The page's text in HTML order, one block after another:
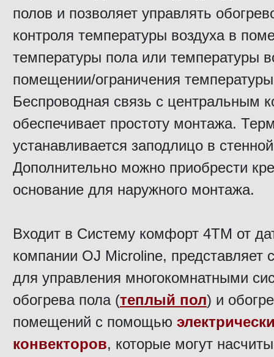
полов и позволяет управлять
контроля температуры воздуха в
температуры пола или температуры
помещении/ограничения
Беспроводная связь с центральным
обеспечивает простоту монтажа.
устанавливается заподлицо в
Дополнительно можно приобрести
основание для наружного монтажа.
Входит в Систему комфорт 4ТМ от
компании OJ Microline, представляет
для управления многокомнатными
обогрева пола (теплый пол) и
помещений с помощью
конвекторов, которые могут